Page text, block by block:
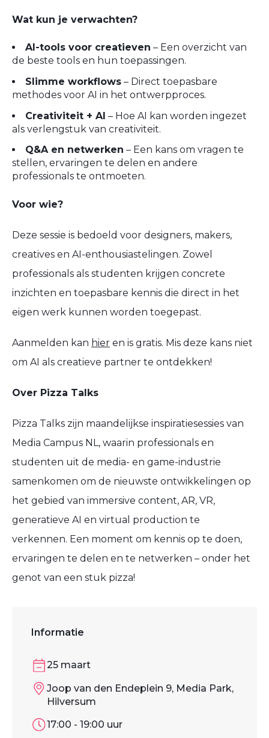
Wat kun je verwachten?
AI-tools voor creatieven – Een overzicht van
de beste tools en hun toepassingen.
Slimme workflows – Direct toepasbare
methodes voor AI in het ontwerpproces.
Creativiteit + AI – Hoe AI kan worden ingezet
als verlengstuk van creativiteit.
Q&A en netwerken – Een kans om vragen te
stellen, ervaringen te delen en andere
professionals te ontmoeten.
Voor wie?
Deze sessie is bedoeld voor designers, makers,
creatives en AI-enthousiastelingen. Zowel
professionals als studenten krijgen concrete
inzichten en toepasbare kennis die direct in het
eigen werk kunnen worden toegepast.
Aanmelden kan hier en is gratis. Mis deze kans niet
om AI als creatieve partner te ontdekken!
Over Pizza Talks
Pizza Talks zijn maandelijkse inspiratiesessies van
Media Campus NL, waarin professionals en
studenten uit de media- en game-industrie
samenkomen om de nieuwste ontwikkelingen op
het gebied van immersive content, AR, VR,
generatieve AI en virtual production te
verkennen. Een moment om kennis op te doen,
ervaringen te delen en te netwerken – onder het
genot van een stuk pizza!
Informatie
25 maart
Joop van den Endeplein 9, Media Park,
Hilversum
17:00 - 19:00 uur